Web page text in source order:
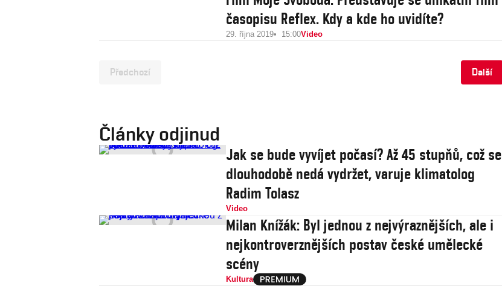
časopisu Reflex. Kdy a kde ho uvidíte?
29. října 2019 15:00Video
Předchozí Další
Články odjinud
Jak se bude vyvíjet počasí? Až 45 stupňů, což se
dlouhodobě nedá vydržet, varuje klimatolog
Radim Tolasz
Video
Milan Knížák: Byl jednou z nejvýraznějších, ale i
nejkontroverznějších postav české umělecké
scény
Kultura